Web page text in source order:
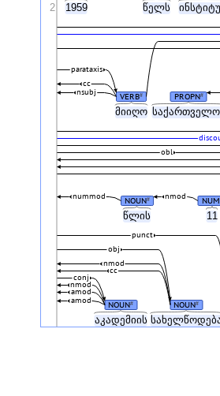
1959 წელს
მიიღო
წლის 11
აკადემიის
VERB# PROPN#
nsubj
cc
parataxis
NOUN# NUM
nmod
nummod
obl
NOUN# NOUN#
amod
amod
nmod
conj
cc
nmod
obj
punct
2